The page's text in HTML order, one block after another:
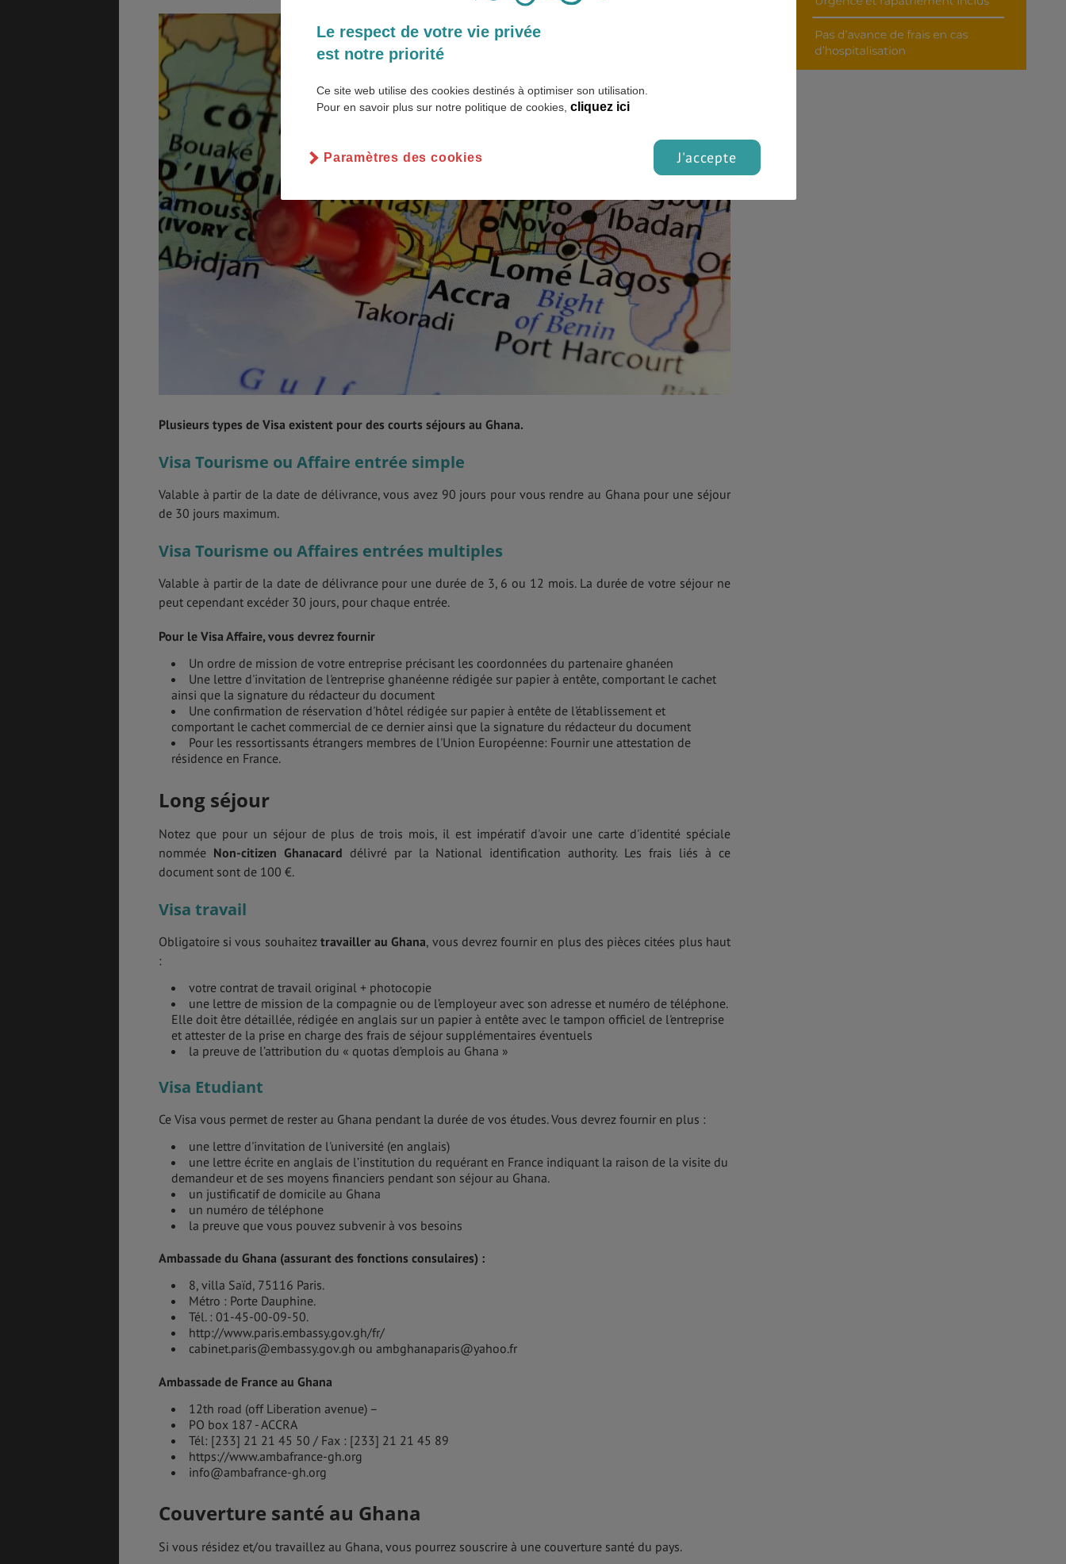
Plusieurs types de Visa existent pour des courts séjours au Ghana.
Visa Tourisme ou Affaire entrée simple
Valable à partir de la date de délivrance, vous avez 90 jours pour vous rendre au Ghana pour une séjour
de 30 jours maximum.
Visa Tourisme ou Affaires entrées multiples
Valable à partir de la date de délivrance pour une durée de 3, 6 ou 12 mois. La durée de votre séjour ne
peut cependant excéder 30 jours, pour chaque entrée.
Pour le Visa Affaire, vous devrez fournir
Un ordre de mission de votre entreprise précisant les coordonnées du partenaire ghanéen
Une lettre d'invitation de l'entreprise ghanéenne rédigée sur papier à entête, comportant le cachet
ainsi que la signature du rédacteur du document
Une confirmation de réservation d'hôtel rédigée sur papier à entête de l'établissement et
comportant le cachet commercial de ce dernier ainsi que la signature du rédacteur du document
Pour les ressortissants étrangers membres de l'Union Européenne: Fournir une attestation de
résidence en France.
Long séjour
Notez que pour un séjour de plus de trois mois, il est impératif d'avoir une carte d'identité spéciale
nommée Non-citizen Ghanacard délivré par la National identification authority. Les frais liés à ce
document sont de 100 €.
Visa travail
Obligatoire si vous souhaitez travailler au Ghana, vous devrez fournir en plus des pièces citées plus haut
:
votre contrat de travail original + photocopie
une lettre de mission de la compagnie ou de l’employeur avec son adresse et numéro de téléphone.
Elle doit être détaillée, rédigée en anglais sur un papier à entête avec le tampon officiel de l'entreprise
et attester de la prise en charge des frais de séjour supplémentaires éventuels
la preuve de l’attribution du « quotas d’emplois au Ghana »
Visa Etudiant
Ce Visa vous permet de rester au Ghana pendant la durée de vos études. Vous devrez fournir en plus :
une lettre d'invitation de l'université (en anglais)
une lettre écrite en anglais de l’institution du requérant en France indiquant la raison de la visite du
demandeur et de ses moyens financiers pendant son séjour au Ghana.
un justificatif de domicile au Ghana
un numéro de téléphone
la preuve que vous pouvez subvenir à vos besoins
Ambassade du Ghana (assurant des fonctions consulaires) :
8, villa Saïd, 75116 Paris.
Métro : Porte Dauphine.
Tél. : 01-45-00-09-50.
http://www.paris.embassy.gov.gh/fr/
cabinet.paris@embassy.gov.gh ou ambghanaparis@yahoo.fr
Ambassade de France au Ghana
12th road (off Liberation avenue) –
PO box 187 - ACCRA
Tél: [233] 21 21 45 50 / Fax : [233] 21 21 45 89
https://www.ambafrance-gh.org
info@ambafrance-gh.org
Couverture santé au Ghana
Si vous résidez et/ou travaillez au Ghana, vous pourrez souscrire à une couverture santé du pays.
Le respect de votre vie privée
est notre priorité
Ce site web utilise des cookies destinés à optimiser son utilisation.
Pour en savoir plus sur notre politique de cookies, cliquez ici
J'accepte
Paramètres des cookies